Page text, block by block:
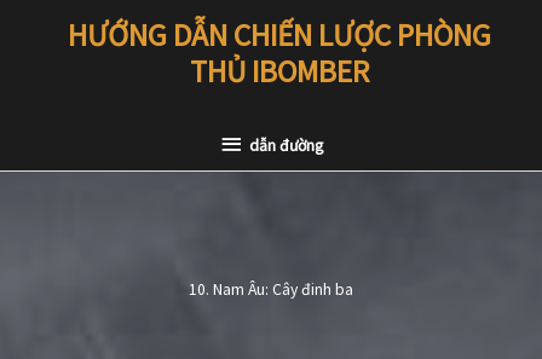
HƯỚNG DẪN CHIẾN LƯỢC PHÒNG
THỦ IBOMBER
dẫndẫn đường
10. Nam Âu: Cây đinh ba